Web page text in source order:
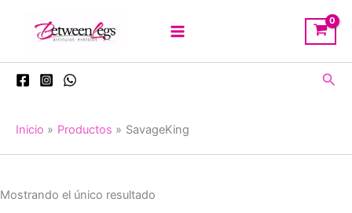
Inicio Productos SavageKing
Mostrando el único resultado